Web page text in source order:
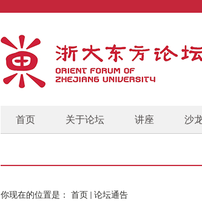
首页 关于论坛 讲座 沙
你现在的位置是： 首页 论坛通告